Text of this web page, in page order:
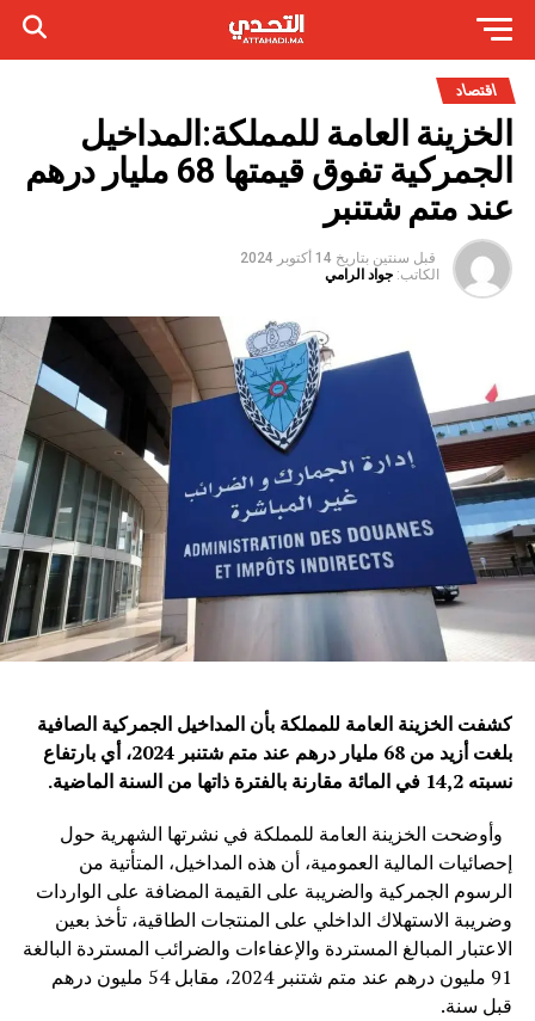
اقتصاد
الخزينة العامة للمملكة:المداخيل
الجمركية تفوق قيمتها 68 مليار درهم
عند متم شتنبر
قبل سنتين بتاريخ 14 أكتوبر 2024
الكاتب: جواد الرامي
كشفت الخزينة العامة للمملكة بأن المداخيل الجمركية الصافية
بلغت أزيد من 68 مليار درهم عند متم شتنبر 2024، أي بارتفاع
نسبته 14,2 في المائة مقارنة بالفترة ذاتها من السنة الماضية.
وأوضحت الخزينة العامة للمملكة في نشرتها الشهرية حول
إحصائيات المالية العمومية، أن هذه المداخيل، المتأتية من
الرسوم الجمركية والضريبة على القيمة المضافة على الواردات
وضريبة الاستهلاك الداخلي على المنتجات الطاقية، تأخذ بعين
الاعتبار المبالغ المستردة والإعفاءات والضرائب المستردة البالغة
91 مليون درهم عند متم شتنبر 2024، مقابل 54 مليون درهم
قبل سنة.